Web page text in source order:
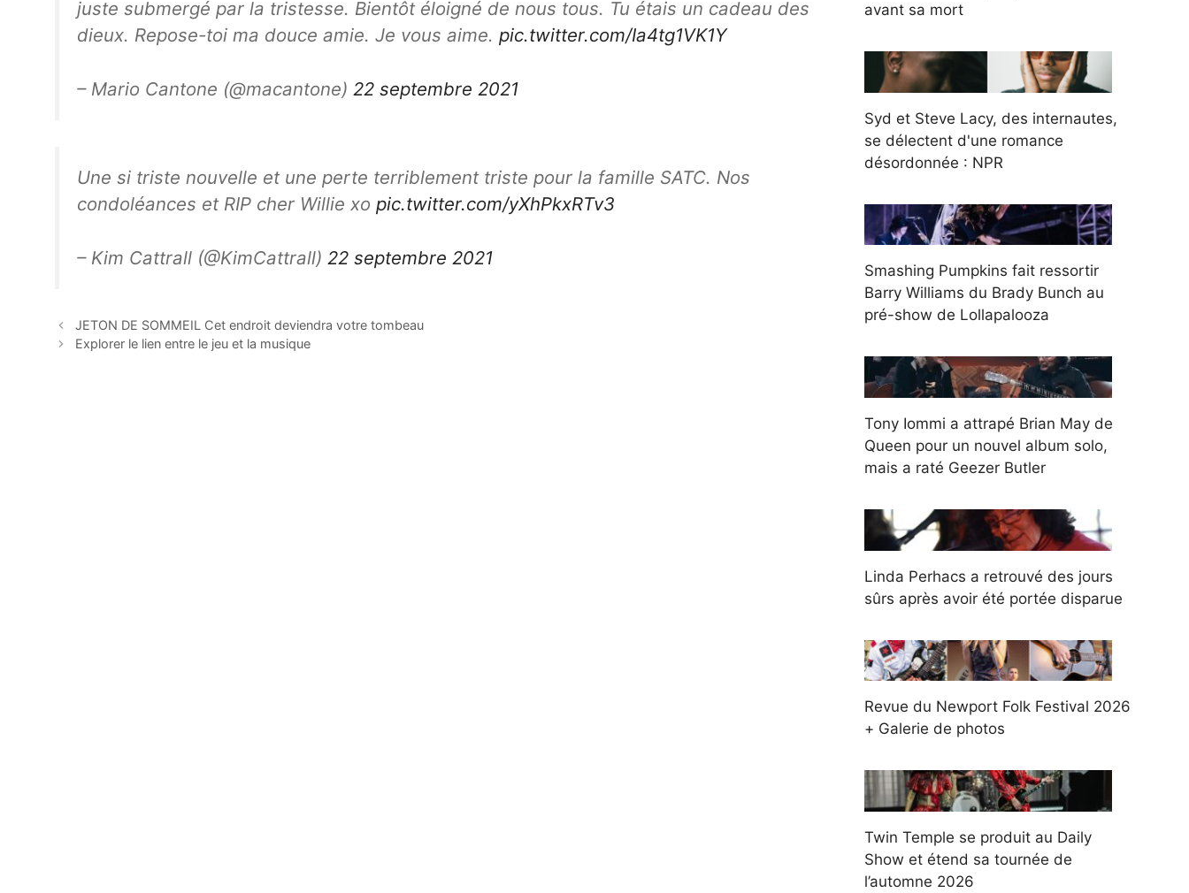
juste submergé par la tristesse. Bientôt éloigné de nous tous. Tu étais un cadeau des
dieux. Repose-toi ma douce amie. Je vous aime. pic.twitter.com/Ia4tg1VK1Y
– Mario Cantone (@macantone) 22 septembre 2021
Une si triste nouvelle et une perte terriblement triste pour la famille SATC. Nos
condoléances et RIP cher Willie xo pic.twitter.com/yXhPkxRTv3
– Kim Cattrall (@KimCattrall) 22 septembre 2021
JETON DE SOMMEIL Cet endroit deviendra votre tombeau
Explorer le lien entre le jeu et la musique
avant sa mort
Syd et Steve Lacy, des internautes,
se délectent d'une romance
désordonnée : NPR
Smashing Pumpkins fait ressortir
Barry Williams du Brady Bunch au
pré-show de Lollapalooza
Tony Iommi a attrapé Brian May de
Queen pour un nouvel album solo,
mais a raté Geezer Butler
Linda Perhacs a retrouvé des jours
sûrs après avoir été portée disparue
Revue du Newport Folk Festival 2026
+ Galerie de photos
Twin Temple se produit au Daily
Show et étend sa tournée de
l’automne 2026